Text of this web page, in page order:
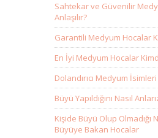
Sahtekar ve Güvenilir
Anlaşılır?
Garantili Medyum Hocalar
En İyi Medyum Hocalar
Dolandırıcı Medyum İsimleri
Büyü Yapıldığını Nasıl
Kişide Büyü Olup Olmadığı
Büyüye Bakan Hocalar